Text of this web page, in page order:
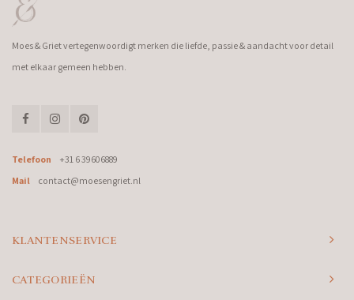
Moes & Griet vertegenwoordigt merken die liefde, passie & aandacht voor detail
met elkaar gemeen hebben.
Telefoon
+31 6 39606889
Mail
contact@moesengriet.nl
KLANTENSERVICE
CATEGORIEËN